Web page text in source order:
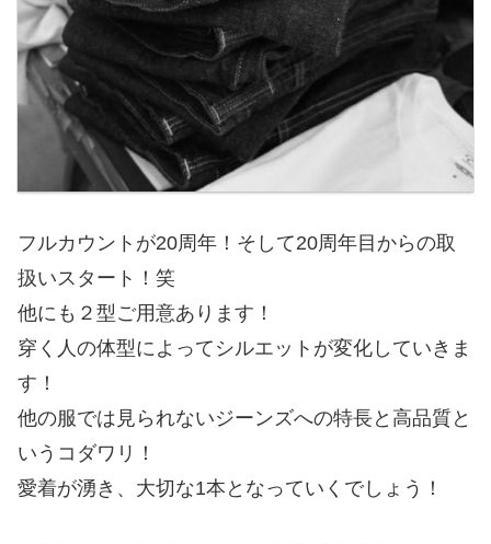
フルカウントが20周年！そして20周年目からの取
扱いスタート！笑
他にも２型ご用意あります！
穿く人の体型によってシルエットが変化していきま
す！
他の服では見られないジーンズへの特長と高品質と
いうコダワリ！
愛着が湧き、大切な1本となっていくでしょう！